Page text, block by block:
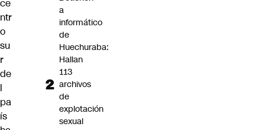
ce
ntr
o
su
r
de
l
pa
ís
a
informático
de
Huechuraba:
Hallan
113
archivos
de
explotación
sexual